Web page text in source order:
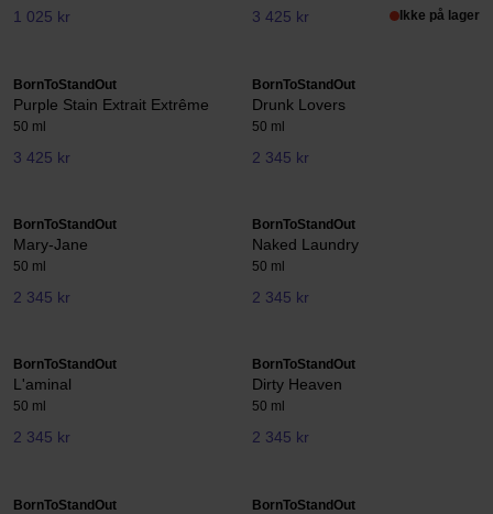
1 025 kr 3 425 kr Ikke på lager
BornToStandOut
Purple Stain Extrait Extrême
50 ml
3 425 kr
BornToStandOut
Drunk Lovers
50 ml
2 345 kr
BornToStandOut
Mary-Jane
50 ml
2 345 kr
BornToStandOut
Naked Laundry
50 ml
2 345 kr
BornToStandOut
L'aminal
50 ml
2 345 kr
BornToStandOut
Dirty Heaven
50 ml
2 345 kr
BornToStandOut BornToStandOut